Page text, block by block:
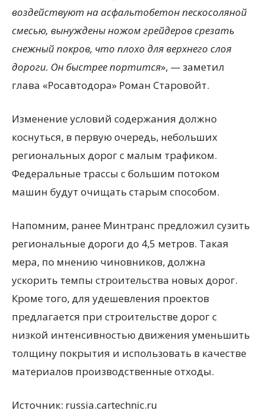
воздействуют на асфальтобетон пескосоляной
смесью, вынуждены ножом грейдеров срезать
снежный покров, что плохо для верхнего слоя
дороги. Он быстрее портится», — заметил
глава «Росавтодора» Роман Старовойт.
Изменение условий содержания должно
коснуться, в первую очередь, небольших
региональных дорог с малым трафиком.
Федеральные трассы с большим потоком
машин будут очищать старым способом.
Напомним, ранее Минтранс предложил сузить
региональные дороги до 4,5 метров. Такая
мера, по мнению чиновников, должна
ускорить темпы строительства новых дорог.
Кроме того, для удешевления проектов
предлагается при строительстве дорог с
низкой интенсивностью движения уменьшить
толщину покрытия и использовать в качестве
материалов производственные отходы.
Источник: russia.cartechnic.ru